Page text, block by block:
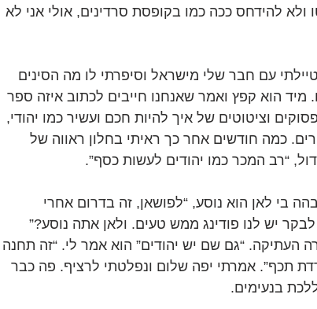
ולא להידחס ככה כמו בקופסת סרדינים, אולי אני לא
עם חבר שלי מישראל וסיפרתי לו מה הסינים
מיד הוא קפץ ואמר שאנחנו חייבים לכתוב איזה ספר
וציטוטים של איך להיות חכם ועשיר כמו יהודי,
כמה חודשים אחר כך ראיתי בחלון ראווה של
“רב המכר כמו יהודים לעשות כסף”.
בי לאן הוא נוסע, “לפושאן, זה בדרום אחרי
לבקר יש לנו פודינג ממש טעים. ולאן אתה נוסע?”
העתיקה. “גם שם יש יהודים” הוא אמר לי. “זה תחנה
תכף”. אמרתי יפה שלום ונפלטתי לרציף. פה כבר
בנעימים.